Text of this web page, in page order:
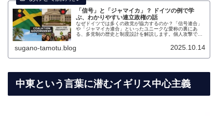
「信号」と「ジャマイカ」？ ドイツの例で学
ぶ、わかりやすい連立政権の話
なぜドイツでは多くの政党が協力するのか？「信号連合」
や「ジャマイカ連合」といったユニークな愛称の裏にあ
る、多党制の歴史と制度設計を解説します。個人攻撃では
sugano-tamotu.blog 2025.10.14
中東という言葉に潜むイギリス中心主義